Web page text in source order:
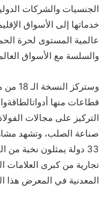
الجنسيات والشركات
خدماتها إلى الأسواق
عالمية المستوى لحرة
والسلسة مع الأسواق
قطاعات منها
التركيز على مجالات
تجارية من كبرى العلامات
المعدنية في المعرض هذا